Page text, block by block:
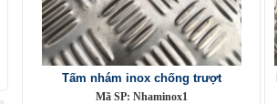
Tấm nhám inox chống trượt
Mã SP: Nhaminox1